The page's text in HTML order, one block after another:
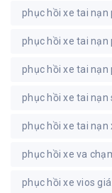
phục hồi xe tai nạn
phục hồi xe tai nạn
phục hồi xe tai nạn
phục hồi xe tai nạn
phục hồi xe tai nạn
phục hồi xe va
phục hồi xe vios